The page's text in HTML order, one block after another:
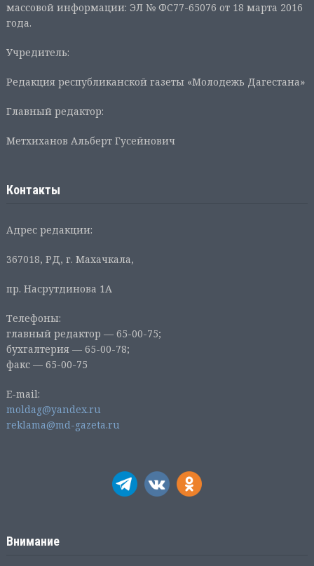
массовой информации: ЭЛ № ФС77-65076 от 18 марта 2016
года.
Учредитель:
Редакция республиканской газеты «Молодежь Дагестана»
Главный редактор:
Метхиханов Альберт Гусейнович
Контакты
Адрес редакции:
367018, РД, г. Махачкала,
пр. Насрутдинова 1А
Телефоны:
главный редактор — 65-00-75;
бухгалтерия — 65-00-78;
факс — 65-00-75
E-mail:
moldag@yandex.ru
reklama@md-gazeta.ru
Внимание